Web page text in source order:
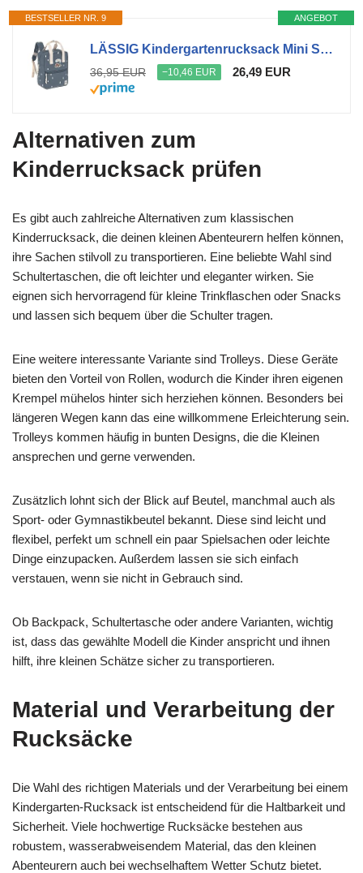
ANGEBOT
BESTSELLER NR. 9
LÄSSIG Kindergartenrucksack Mini Square 7L Happy Prints Midnight Blue
36,95 EUR −10,46 EUR 26,49 EUR
Alternativen zum
Kinderrucksack prüfen
Es gibt auch zahlreiche Alternativen zum klassischen
Kinderrucksack, die deinen kleinen Abenteurern helfen können,
ihre Sachen stilvoll zu transportieren. Eine beliebte Wahl sind
Schultertaschen, die oft leichter und eleganter wirken. Sie
eignen sich hervorragend für kleine Trinkflaschen oder Snacks
und lassen sich bequem über die Schulter tragen.
Eine weitere interessante Variante sind Trolleys. Diese Geräte
bieten den Vorteil von Rollen, wodurch die Kinder ihren eigenen
Krempel mühelos hinter sich herziehen können. Besonders bei
längeren Wegen kann das eine willkommene Erleichterung sein.
Trolleys kommen häufig in bunten Designs, die die Kleinen
ansprechen und gerne verwenden.
Zusätzlich lohnt sich der Blick auf Beutel, manchmal auch als
Sport- oder Gymnastikbeutel bekannt. Diese sind leicht und
flexibel, perfekt um schnell ein paar Spielsachen oder leichte
Dinge einzupacken. Außerdem lassen sie sich einfach
verstauen, wenn sie nicht in Gebrauch sind.
Ob Backpack, Schultertasche oder andere Varianten, wichtig
ist, dass das gewählte Modell die Kinder anspricht und ihnen
hilft, ihre kleinen Schätze sicher zu transportieren.
Material und Verarbeitung der
Rucksäcke
Die Wahl des richtigen Materials und der Verarbeitung bei einem
Kindergarten-Rucksack ist entscheidend für die Haltbarkeit und
Sicherheit. Viele hochwertige Rucksäcke bestehen aus
robustem, wasserabweisendem Material, das den kleinen
Abenteurern auch bei wechselhaftem Wetter Schutz bietet.